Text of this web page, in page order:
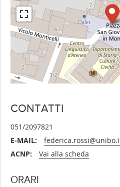
CONTATTI
051/2097821
E-MAIL:
ACNP:
Vai alla scheda
ORARI